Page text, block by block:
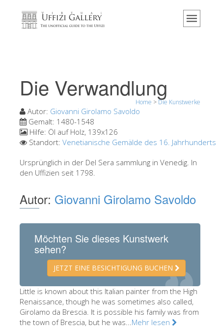
Home
Veranstaltungen & Ausstellungen
Besucher Bewertungen
Kontakt
Die Uffizien entdecken
Jetzt buchen
Virtuelle Tour
Die Kunstwerke
Andere Museen
Galleria Accademia
Palatina Galerie
Die Verwandlung
Home > Die Kunstwerke
Autor: Giovanni Girolamo Savoldo
Gemalt: 1480-1548
Hilfe: Öl auf Holz, 139x126
Standort: Venetianische Gemälde des 16. Jahrhunderts
Ursprünglich in der Del Sera sammlung in Venedig. In
den Uffizien seit 1798.
Autor: Giovanni Girolamo Savoldo
Möchten Sie dieses Kunstwerk
sehen?
JETZT EINE BESICHTIGUNG BUCHEN
Little is known about this Italian painter from the High
Renaissance, though he was sometimes also called,
Girolamo da Brescia. It is possible his family was from
the town of Brescia, but he was...Mehr lesen